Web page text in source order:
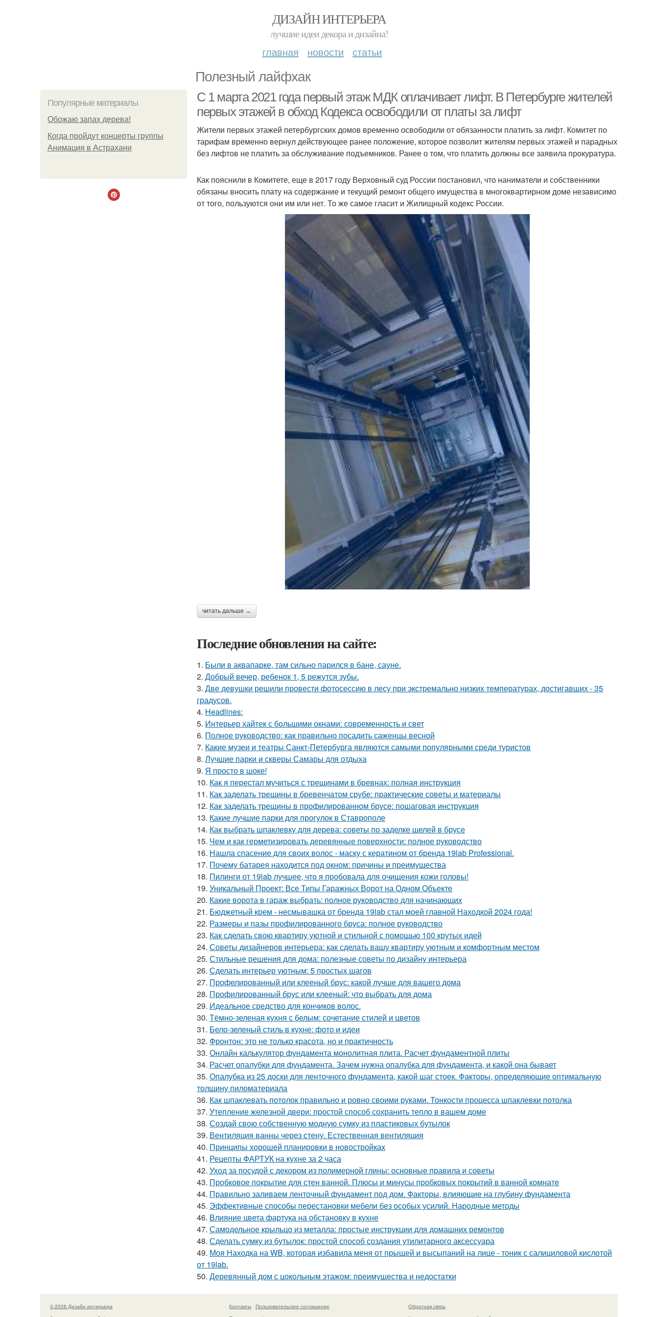
ДИЗАЙН ИНТЕРЬЕРА
лучшие идеи декора и дизайна!
главная новости статьи
Полезный лайфхак
Популярные материалы
Обожaю зaпах деpева!
Когда пройдут концерты группы
Анимация в Астрахани
С 1 марта 2021 года первый этаж МДК оплачивает лифт. В Петербурге жителей
первых этажей в обход Кодекса освободили от платы за лифт
Жители первых этажей петербургских домов временно освободили от обязанности платить за лифт. Комитет по
тарифам временно вернул действующее ранее положение, которое позволит жителям первых этажей и парадных
без лифтов не платить за обслуживание подъемников. Ранее о том, что платить должны все заявила прокуратура.
Как пояснили в Комитете, еще в 2017 году Верховный суд России постановил, что наниматели и собственники
обязаны вносить плату на содержание и текущий ремонт общего имущества в многоквартирном доме независимо
от того, пользуются они им или нет. То же самое гласит и Жилищный кодекс России.
читать дальше →
Последние обновления на сайте:
1. Были в аквапарке, там сильно парился в бане, сауне.
2. Добрый вечер, ребенок 1, 5 режутся зубы.
3. Две девушки решили провести фотосессию в лесу при экстремально низких температурах, достигавших - 35
градусов.
4. Headlines:
5. Интерьер хайтек с большими окнами: современность и свет
6. Полное руководство: как правильно посадить саженцы весной
7. Какие музеи и театры Санкт-Петербурга являются самыми популярными среди туристов
8. Лучшие парки и скверы Самары для отдыха
9. Я просто в шоке!
10. Как я перестал мучиться с трещинами в бревнах: полная инструкция
11. Как заделать трещины в бревенчатом срубе: практические советы и материалы
12. Как заделать трещины в профилированном брусе: пошаговая инструкция
13. Какие лучшие парки для прогулок в Ставрополе
14. Как выбрать шпаклевку для дерева: советы по заделке щелей в брусе
15. Чем и как герметизировать деревянные поверхности: полное руководство
16. Нашла спасение для своих волос - маску с кератином от бренда 19lab Professional.
17. Почему батарея находится под окном: причины и преимущества
18. Пилинги от 19lab лучшее, что я пробовала для очищения кожи головы!
19. Уникальный Проект: Все Типы Гаражных Ворот на Одном Объекте
20. Какие ворота в гараж выбрать: полное руководство для начинающих
21. Бюджетный крем - несмывашка от бренда 19lab стал моей главной Находкой 2024 года!
22. Размеры и пазы профилированного бруса: полное руководство
23. Как сделать свою квартиру уютной и стильной с помощью 100 крутых идей
24. Советы дизайнеров интерьера: как сделать вашу квартиру уютным и комфортным местом
25. Стильные решения для дома: полезные советы по дизайну интерьера
26. Сделать интерьер уютным: 5 простых шагов
27. Профелированный или клееный брус: какой лучше для вашего дома
28. Профилированный брус или клееный: что выбрать для дома
29. Идеальное средство для кончиков волос.
30. Тёмно-зеленая кухня с белым: сочетание стилей и цветов
31. Бело-зеленый стиль в кухне: фото и идеи
32. Фронтон: это не только красота, но и практичность
33. Онлайн калькулятор фундамента монолитная плита. Расчет фундаментной плиты
34. Расчет опалубки для фундамента. Зачем нужна опалубка для фундамента, и какой она бывает
35. Опалубка из 25 доски для ленточного фундамента, какой шаг стоек. Факторы, определяющие оптимальную
толщину пиломатериала
36. Как шпаклевать потолок правильно и ровно своими руками. Тонкости процесса шпаклевки потолка
37. Утепление железной двери: простой способ сохранить тепло в вашем доме
38. Создай свою собственную модную сумку из пластиковых бутылок
39. Вентиляция ванны через стену. Естественная вентиляция
40. Принципы хорошей планировки в новостройках
41. Рецепты ФАРТУК на кухне за 2 часа
42. Уход за посудой с декором из полимерной глины: основные правила и советы
43. Пробковое покрытие для стен ванной. Плюсы и минусы пробковых покрытий в ванной комнате
44. Правильно заливаем ленточный фундамент под дом. Факторы, влияющие на глубину фундамента
45. Эффективные способы перестановки мебели без особых усилий. Народные методы
46. Влияние цвета фартука на обстановку в кухне
47. Самодельное крыльцо из металла: простые инструкции для домашних ремонтов
48. Сделать сумку из бутылок: простой способ создания утилитарного аксессуара
49. Моя Находка на WB, которая избавила меня от прыщей и высыпаний на лице - тоник с салициловой кислотой
от 19lab.
50. Деревянный дом с цокольным этажом: преимущества и недостатки
© 2026 Дизайн интерьера Контакты
Пользовательское соглашение
Обратная связь